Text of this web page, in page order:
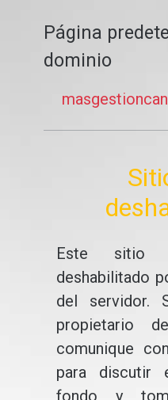
Página
dominio
Este sitio
deshabilitado
del servidor.
propietario
comunique
para discutir
fondo y